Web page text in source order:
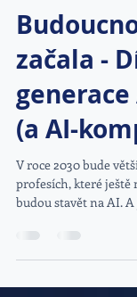
Bezpečnost a
začala -
(a AI-
V roce 2030 bude
profesích, které ještě